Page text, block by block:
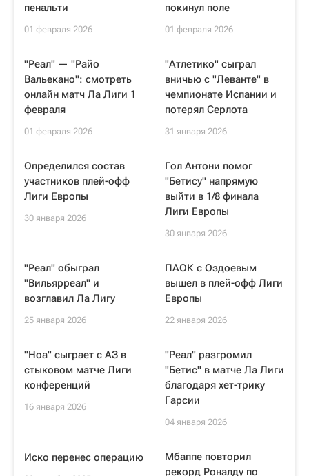
пенальти
01 февраля 2026
покинул поле
01 февраля 2026
"Реал" — "Райо
Вальекано": смотреть
онлайн матч Ла Лиги 1
февраля
01 февраля 2026
"Атлетико" сыграл
вничью с "Леванте" в
чемпионате Испании и
потерял Серлота
31 января 2026
Определился состав
участников плей-офф
Лиги Европы
30 января 2026
Гол Антони помог
"Бетису" напрямую
выйти в 1/8 финала
Лиги Европы
30 января 2026
"Реал" обыграл
"Вильярреал" и
возглавил Ла Лигу
25 января 2026
ПАОК с Оздоевым
вышел в плей-офф Лиги
Европы
22 января 2026
"Ноа" сыграет с АЗ в
стыковом матче Лиги
конференций
16 января 2026
"Реал" разгромил
"Бетис" в матче Ла Лиги
благодаря хет-трику
Гарсии
04 января 2026
Иско перенес операцию
Мбаппе повторил
рекорд Роналду по